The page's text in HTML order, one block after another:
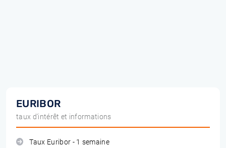
EURIBOR
taux d'intérêt et informations
Taux Euribor - 1 semaine